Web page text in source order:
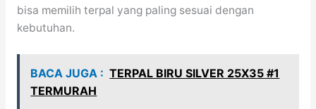
bisa memilih terpal yang paling sesuai dengan
kebutuhan.
BACA JUGA : TERPAL BIRU SILVER 25X35 #1
TERMURAH